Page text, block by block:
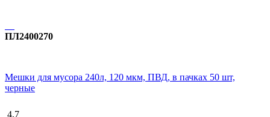
ПЛ2400270
Мешки для мусора 240л, 120 мкм, ПВД, в пачках 50 шт,
черные
4.7